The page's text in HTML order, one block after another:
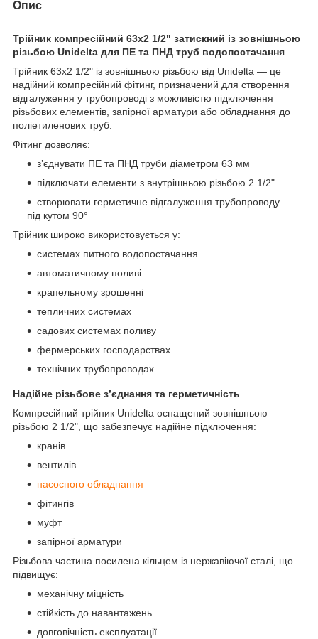
Опис
Трійник компресійний 63х2 1/2" затискний із зовнішньою
різьбою Unidelta для ПЕ та ПНД труб водопостачання
Трійник 63х2 1/2" із зовнішньою різьбою від Unidelta — це
надійний компресійний фітинг, призначений для створення
відгалуження у трубопроводі з можливістю підключення
різьбових елементів, запірної арматури або обладнання до
поліетиленових труб.
Фітинг дозволяє:
з’єднувати ПЕ та ПНД труби діаметром 63 мм
підключати елементи з внутрішньою різьбою 2 1/2"
створювати герметичне відгалуження трубопроводу
під кутом 90°
Трійник широко використовується у:
системах питного водопостачання
автоматичному поливі
крапельному зрошенні
тепличних системах
садових системах поливу
фермерських господарствах
технічних трубопроводах
Надійне різьбове з’єднання та герметичність
Компресійний трійник Unidelta оснащений зовнішньою
різьбою 2 1/2", що забезпечує надійне підключення:
кранів
вентилів
насосного обладнання
фітингів
муфт
запірної арматури
Різьбова частина посилена кільцем із нержавіючої сталі, що
підвищує:
механічну міцність
стійкість до навантажень
довговічність експлуатації